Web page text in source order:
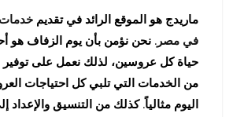
ماريدج هو الموقع الرائد في تقديم خدمات
في مصر . نحن نؤمن بأن يوم الزفاف هو
حياة كل عروسين، لذلك نعمل على
من الخدمات التي تلبي كل احتياجات
اليوم مثالياً. كذلك من التنسيق والإعداد